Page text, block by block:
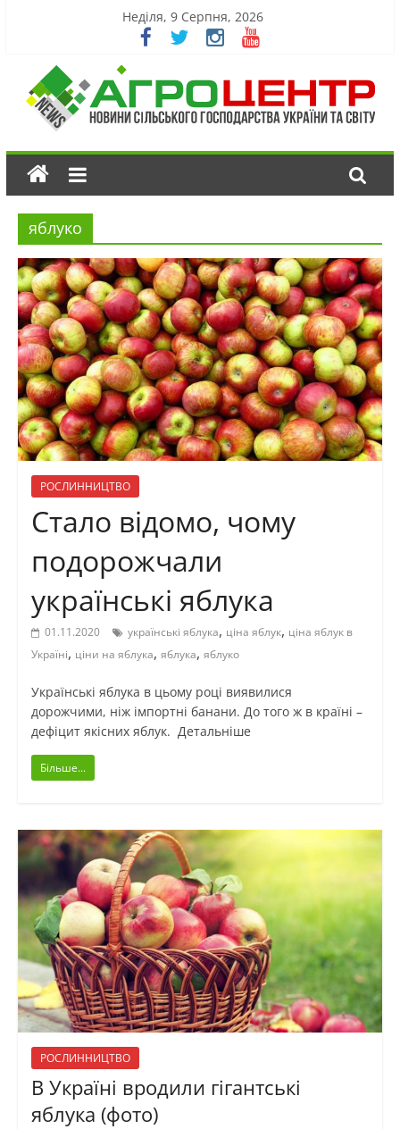
Неділя, 9 Серпня, 2026
яблуко
РОСЛИННИЦТВО
Стало відомо, чому
подорожчали
українські яблука
01.11.2020 українські яблука, ціна яблук, ціна яблук в
Україні, ціни на яблука, яблука, яблуко
Українські яблука в цьому році виявилися
дорожчими, ніж імпортні банани. До того ж в країні –
дефіцит якісних яблук. Детальніше
Більше...
РОСЛИННИЦТВО
В Україні вродили гігантські
яблука (фото)